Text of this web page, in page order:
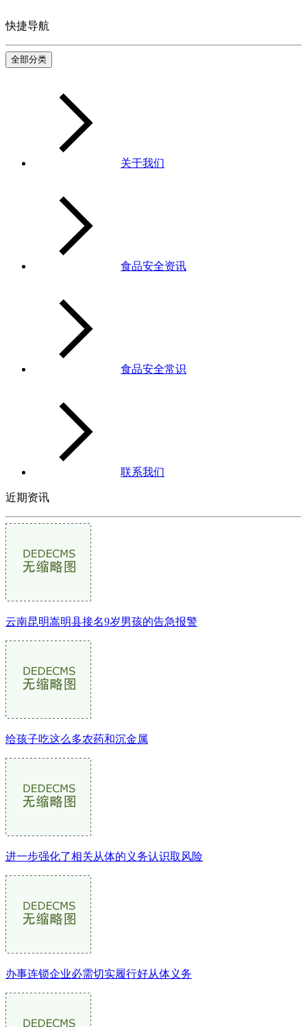
快捷导航
全部分类
关于我们
食品安全资讯
食品安全常识
联系我们
近期资讯
云南昆明嵩明县接名9岁男孩的告急报警
给孩子吃这么多农药和沉金属
进一步强化了相关从体的义务认识取风险
办事连锁企业必需切实履行好从体义务